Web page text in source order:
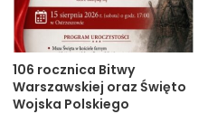
106 rocznica Bitwy
Warszawskiej oraz Święto
Wojska Polskiego